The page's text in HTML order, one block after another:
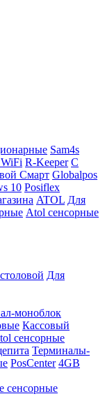
Sam4s
R-Keeper С
Смарт Globalpos
10 Posiflex
ATOL Для
Atol сенсорные
Для
моноблок
Кассовый
сенсорные
Терминалы-
PosCenter 4GB
сенсорные